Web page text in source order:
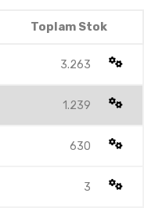
Toplam Stok
3.263
1.239
630
3